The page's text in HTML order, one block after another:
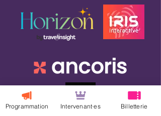
Programmation Intervenant·es Billetterie